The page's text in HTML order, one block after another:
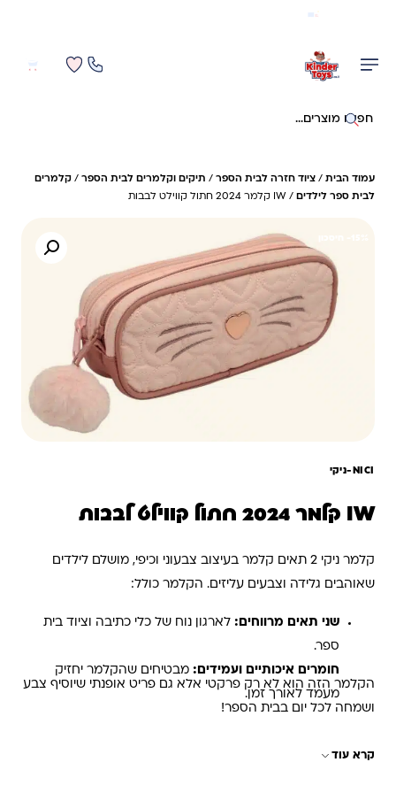
חיפוש באתר
עמוד הבית / ציוד חזרה לבית הספר / תיקים וקלמרים לבית הספר / קלמרים
לבית ספר לילדים / IW קלמר 2024 חתול קווילט לבבות
NICI-ניקי
IW קלמר 2024 חתול קווילט לבבות
קלמר ניקי 2 תאים קלמר בעיצוב צבעוני וכיפי, מושלם לילדים
שאוהבים גלידה וצבעים עליזים. הקלמר כולל:
שני תאים מרווחים: לארגון נוח של כלי כתיבה וציוד בית
ספר.
חומרים איכותיים ועמידים: מבטיחים שהקלמר יחזיק
מעמד לאורך זמן.
הקלמר הזה הוא לא רק פרקטי אלא גם פריט אופנתי שיוסיף צבע
ושמחה לכל יום בבית הספר!
קרא עוד